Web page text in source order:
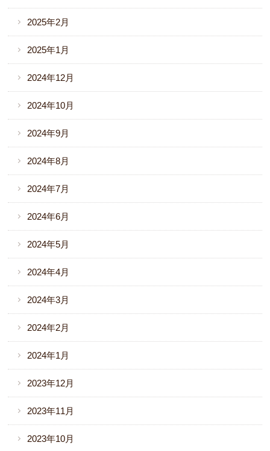
2025年2月
2025年1月
2024年12月
2024年10月
2024年9月
2024年8月
2024年7月
2024年6月
2024年5月
2024年4月
2024年3月
2024年2月
2024年1月
2023年12月
2023年11月
2023年10月